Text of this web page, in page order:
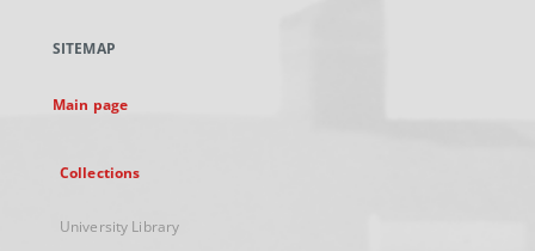
new
SITEMAP
Main page
Collections
University Library